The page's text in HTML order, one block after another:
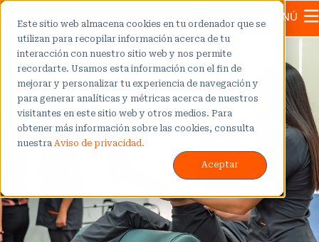
Este sitio web almacena cookies en tu ordenador que se
utilizan para recopilar información acerca de tu
interacción con nuestro sitio web y nos permite
recordarte. Usamos esta información con el fin de
mejorar y personalizar tu experiencia de navegación y
para generar analíticas y métricas acerca de nuestros
visitantes en este sitio web y otros medios. Para
obtener más información sobre las cookies, consulta
nuestra Aviso de privacidad.
Aceptar
MENÚ